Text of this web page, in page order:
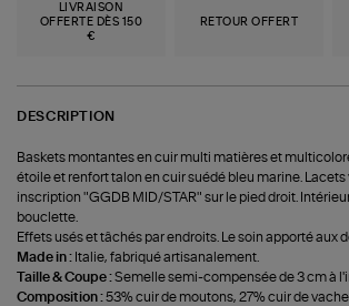
LIVRAISON
OFFERTE DÈS 150
€
RETOUR OFFERT
DESCRIPTION
Baskets montantes en cuir multi matières et
étoile et renfort talon en cuir suédé bleu marine. Lacets
inscription "GGDB MID/STAR" sur le pied droit.
bouclette.
Effets usés et tâchés par endroits. Le soin apporté aux
Made in : Italie, fabriqué artisanalement.
Taille & Coupe :Semelle semi-compensée de 3 cm à
Composition :53% cuir de moutons, 27% cuir de